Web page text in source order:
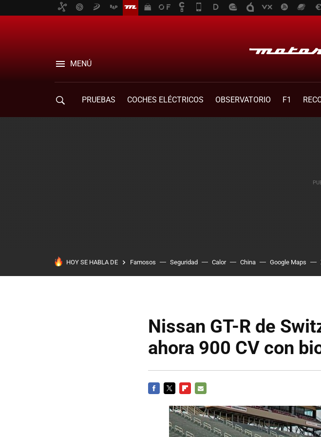
MENÚ
PRUEBAS COCHES ELÉCTRICOS OBSERVATORIO F1
HOY SE HABLA DE Famosos Seguridad Calor China Google Maps
Nissan GT-R de
ahora 900 CV con
MAIL